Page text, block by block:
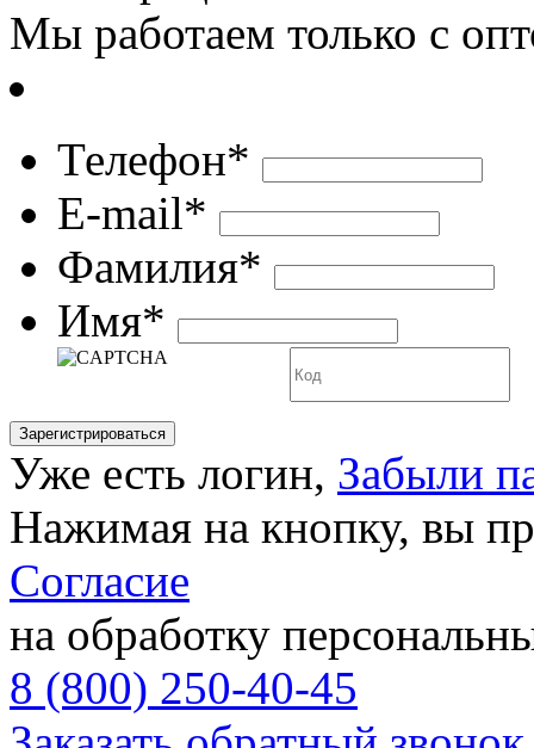
Мы работаем только с
Телефон*
E-mail*
Фамилия*
Имя*
Уже есть логин, Забыли
Нажимая на кнопку, вы
Согласие
на обработку
8 (800) 250-40-45